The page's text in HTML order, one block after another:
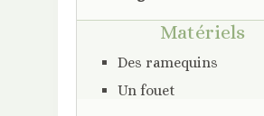
Matériels
Des ramequins
Un fouet